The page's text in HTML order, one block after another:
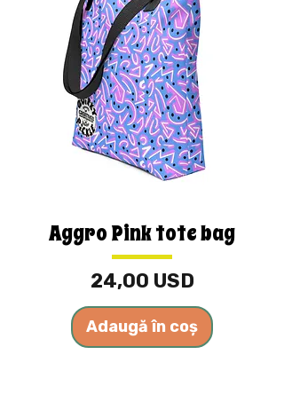
Aggro Pink tote bag
Preț
24,00 USD
Adaugă în coș